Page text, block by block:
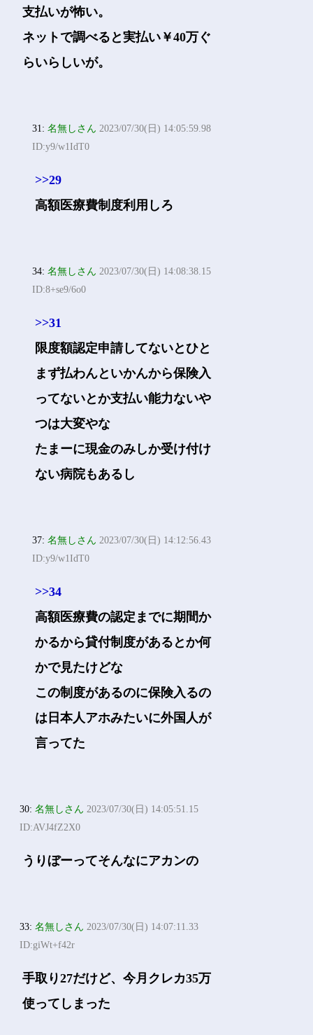
支払いが怖い。
ネットで調べると実払い￥40万ぐ
らいらしいが。
31:名無しさん 2023/07/30(日) 14:05:59.98
ID:y9/w1IdT0
>>29
高額医療費制度利用しろ
34:名無しさん 2023/07/30(日) 14:08:38.15
ID:8+se9/6o0
>>31
限度額認定申請してないとひと
まず払わんといかんから保険入
ってないとか支払い能力ないや
つは大変やな
たまーに現金のみしか受け付け
ない病院もあるし
37:名無しさん 2023/07/30(日) 14:12:56.43
ID:y9/w1IdT0
>>34
高額医療費の認定までに期間か
かるから貸付制度があるとか何
かで見たけどな
この制度があるのに保険入るの
は日本人アホみたいに外国人が
言ってた
30:名無しさん 2023/07/30(日) 14:05:51.15
ID:AVJ4fZ2X0
うりぼーってそんなにアカンの
33:名無しさん 2023/07/30(日) 14:07:11.33
ID:giWt+f42r
手取り27だけど、今月クレカ35万
使ってしまった